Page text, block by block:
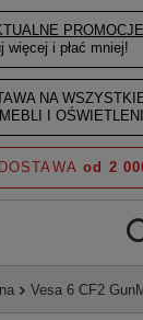
więcej i płać mniej!
NA
I
od 2
Vesa 6 CF2